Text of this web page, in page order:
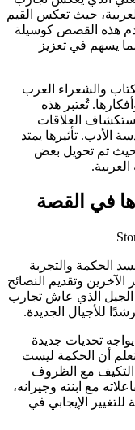
العربية، حيث تعكس القيم
هذه القصص كوسيلة
يسهم في تعزيز
والشعراء العرب
تُعتبر هذه
العلاقات
الأدب. تأثيرها يمتد
حيث تم تحويل بعض
في القصة
الحكمة والتجربة
وتقديم النصائح
الجيل الذي عاش تجارب
للأجيال الجديدة.
تحديات جديدة
أن الحكمة ليست
مع الظروف
مع ابنته وجيرانه،
الإيجابي في